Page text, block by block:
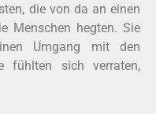
die von da an einen
Menschen hegten. Sie
Umgang mit den
fühlten sich verraten,